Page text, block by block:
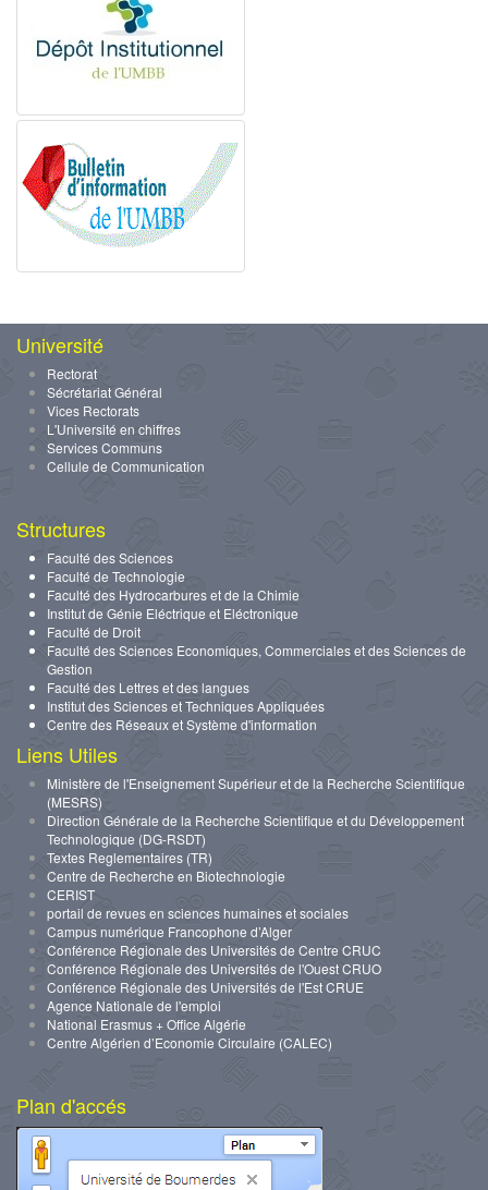
Université
Rectorat
Sécrétariat Général
Vices Rectorats
L'Université en chiffres
Services Communs
Cellule de Communication
Structures
Faculté des Sciences
Faculté de Technologie
Faculté des Hydrocarbures et de la Chimie
Institut de Génie Eléctrique et Eléctronique
Faculté de Droit
Faculté des Sciences Economiques, Commerciales et des Sciences de
Gestion
Faculté des Lettres et des langues
Institut des Sciences et Techniques Appliquées
Centre des Réseaux et Système d'information
Liens Utiles
Ministère de l'Enseignement Supérieur et de la Recherche Scientifique
(MESRS)
Direction Générale de la Recherche Scientifique et du Développement
Technologique (DG-RSDT)
Textes Reglementaires (TR)
Centre de Recherche en Biotechnologie
CERIST
portail de revues en sciences humaines et sociales
Campus numérique Francophone d’Alger
Conférence Régionale des Universités de Centre CRUC
Conférence Régionale des Universités de l'Ouest CRUO
Conférence Régionale des Universités de l'Est CRUE
Agence Nationale de l'emploi
National Erasmus + Office Algérie
Centre Algérien d’Economie Circulaire (CALEC)
Plan d'accés